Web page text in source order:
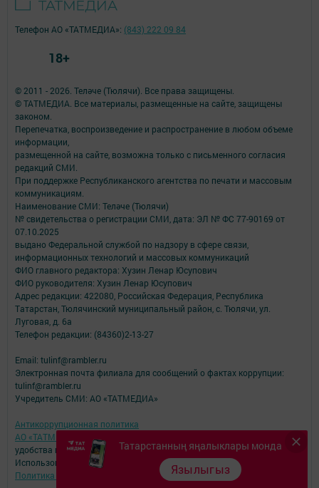
Татарстанның яңалыклары монда
Язылыгыз
© 2011 - 2026. Теләче (Тюлячи). Все права защищены.
© ТАТМЕДИА. Все материалы, размещенные на сайте, защищены
законом.
Перепечатка, воспроизведение и распространение в любом объеме
информации,
размещенной на сайте, возможна только с письменного согласия
редакций СМИ.
При поддержке Республиканского агентства по печати и массовым
коммуникациям.
Наименование СМИ: Теләче (Тюлячи)
№ свидетельства о регистрации СМИ, дата: ЭЛ № ФС 77-90169 от
07.10.2025
выдано Федеральной службой по надзору в сфере связи,
информационных технологий и массовых коммуникаций
ФИО главного редактора: Хузин Ленар Юсупович
ФИО руководителя: Хузин Ленар Юсупович
Адрес редакции: 422080, Российская Федерация, Республика
Татарстан, Тюлячинский муниципальный район, с. Тюлячи, ул.
Луговая, д. 6а
Телефон редакции: (84360)2-⁠13-⁠27
Email: tulinf@rambler.ru
Электронная почта филиала для сообщений о фактах коррупции:
tulinf@rambler.ru
Учредитель СМИ: АО «ТАТМЕДИА»
Антикоррупционная политика
АО «ТАТМЕДИА» использует «cookie»
для персонализации сервисов и
удобства пользователей сайтом.
Использование «cookie» можно отменить в настройках браузера.
Политика конфиденциальности
Телефон АО «ТАТМЕДИА»: (843) 222 09 84
18+